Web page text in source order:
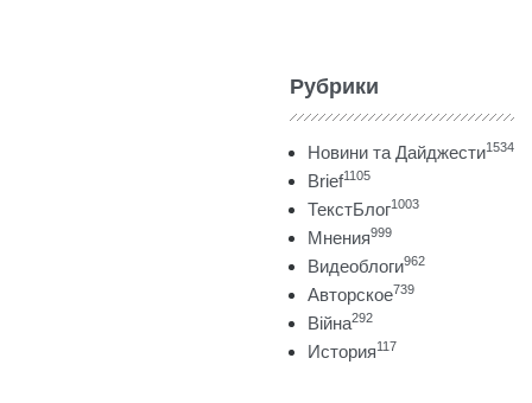
Рубрики
Новини та Дайджести1534
Brief1105
ТекстБлог1003
Мнения999
Видеоблоги962
Авторское739
Війна292
История117